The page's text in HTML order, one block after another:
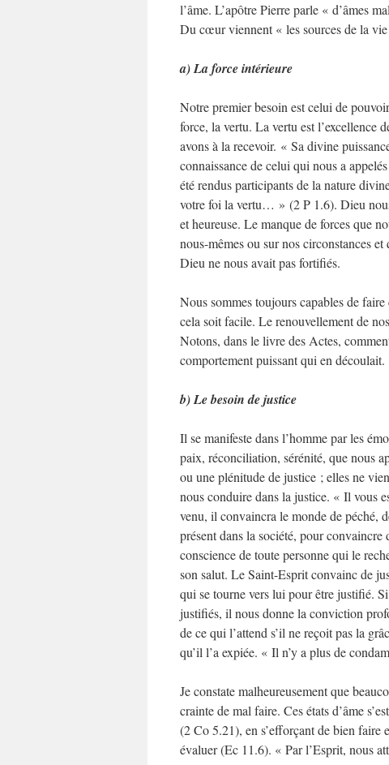
l’âme. L’apôtre Pierre parle « d’âmes
Du cœur viennent « les sources de la
a) La force intérieure
Notre premier besoin est celui de
force, la vertu. La vertu est l’excellence
avons à la recevoir. « Sa divine
connaissance de celui qui nous a
été rendus participants de la nature
votre foi la vertu… » (2 P 1.6). Dieu
et heureuse. Le manque de forces que
nous-mêmes ou sur nos circonstances
Dieu ne nous avait pas fortifiés.
Nous sommes toujours capables de
cela soit facile. Le renouvellement de
Notons, dans le livre des Actes,
comportement puissant qui en découlait.
b) Le besoin de justice
Il se manifeste dans l’homme par les
paix, réconciliation, sérénité, que nous
ou une plénitude de justice ; elles ne
nous conduire dans la justice. « Il vous
venu, il convaincra le monde de péché,
présent dans la société, pour
conscience de toute personne qui le
son salut. Le Saint-Esprit convainc de
qui se tourne vers lui pour être justifié.
justifiés, il nous donne la conviction
de ce qui l’attend s’il ne reçoit pas la
qu’il l’a expiée. « Il n’y a plus de
Je constate malheureusement que
crainte de mal faire. Ces états d’âme
(2 Co 5.21), en s’efforçant de bien faire
évaluer (Ec 11.6). « Par l’Esprit, nous